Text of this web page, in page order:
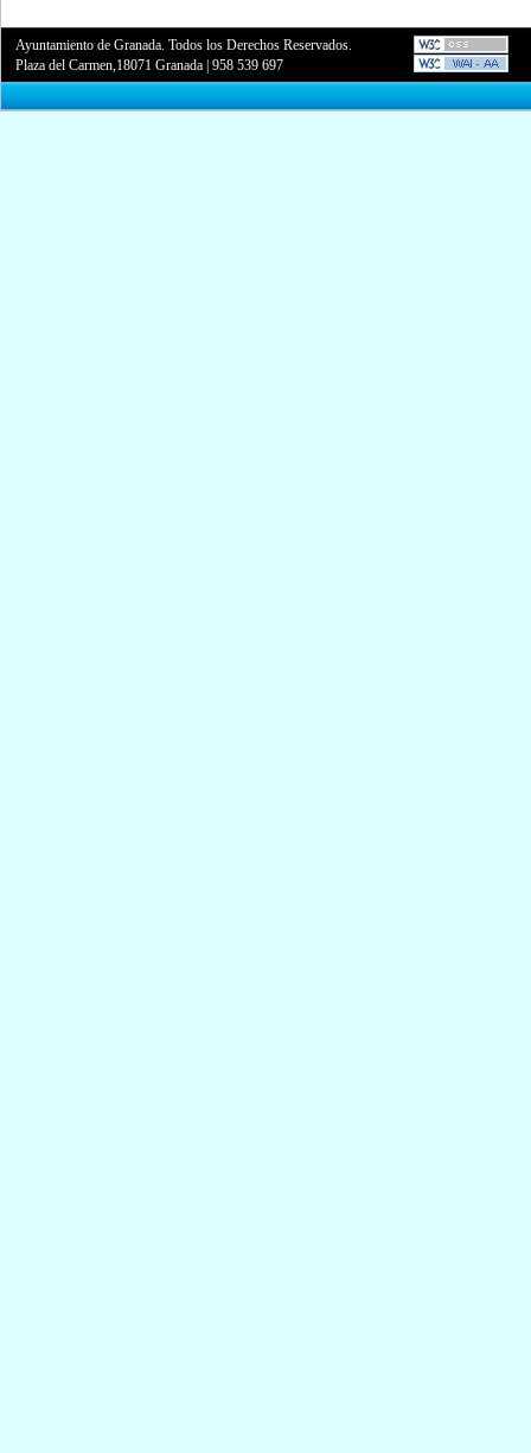
Ayuntamiento de Granada. Todos los Derechos Reservados.
Plaza del Carmen,18071 Granada |958 539 697